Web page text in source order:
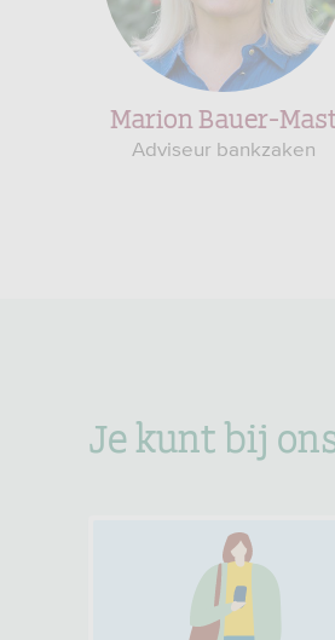
Marion Bauer-
Adviseur bankzaken
Je kunt bij